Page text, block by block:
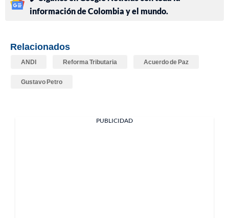
información de Colombia y el mundo.
Relacionados
ANDI Reforma Tributaria Acuerdo de Paz
Gustavo Petro
PUBLICIDAD